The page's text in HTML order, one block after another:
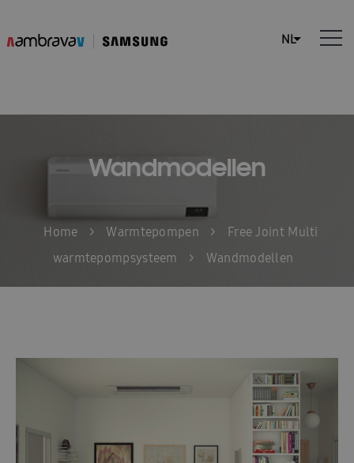
Wandmodellen
Home > Warmtepompen >
Free Joint Multi
warmtepompsysteem
> Wandmodellen